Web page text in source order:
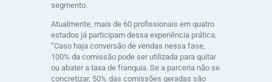
segmento.
Atualmente, mais de 60 profissionais em quatro
estados já participam dessa experiência prática.
“Caso haja conversão de vendas nessa fase,
100% da comissão pode ser utilizada para quitar
ou abater a taxa de franquia. Se a parceria não se
concretizar, 50% das comissões geradas são